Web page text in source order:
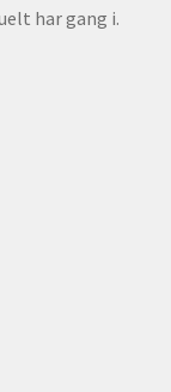
har gang i.